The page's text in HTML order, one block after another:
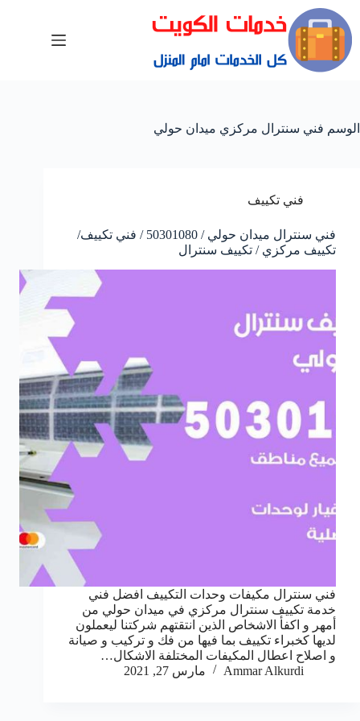
الوسم فني سنترال مركزي ميدان حولي
فني تكييف
فني سنترال ميدان حولي / 50301080 / فني تكييف/
تكييف مركزي / تكييف سنترال
فني سنترال مكيفات وحدات التكييف افضل فني
خدمة تكييف سنترال مركزي في ميدان حولي من
أمهر و اكفأ الاشخاص الذين انتقتهم شركتنا ليعملون
لديها كخبراء تكييف بما فيها من فك و تركيب و صيانة
و اصلاح اعطال المكيفات المختلفة الاشكال…
Ammar Alkurdi
مارس 27, 2021